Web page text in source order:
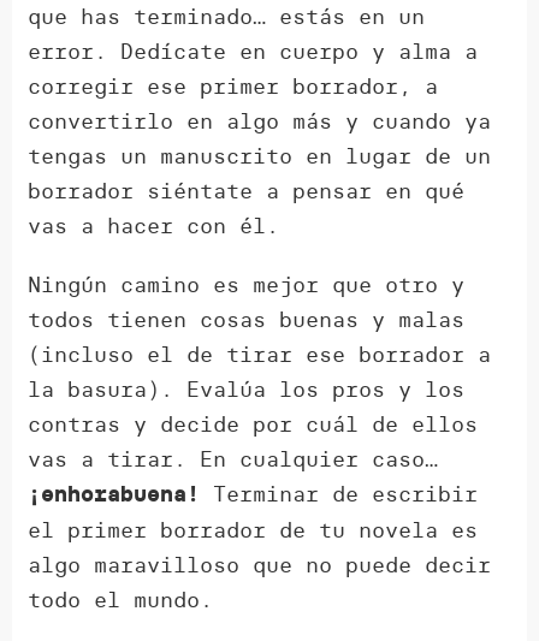
que has terminado… estás en un
error. Dedícate en cuerpo y alma a
corregir ese primer borrador, a
convertirlo en algo más y cuando ya
tengas un manuscrito en lugar de un
borrador siéntate a pensar en qué
vas a hacer con él.
Ningún camino es mejor que otro y
todos tienen cosas buenas y malas
(incluso el de tirar ese borrador a
la basura). Evalúa los pros y los
contras y decide por cuál de ellos
vas a tirar. En cualquier caso…
¡enhorabuena!
Terminar de escribir
el primer borrador de tu novela es
algo maravilloso que no puede decir
todo el mundo.